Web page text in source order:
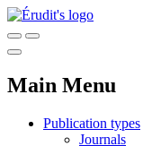
Main Menu
Publication types
Journals